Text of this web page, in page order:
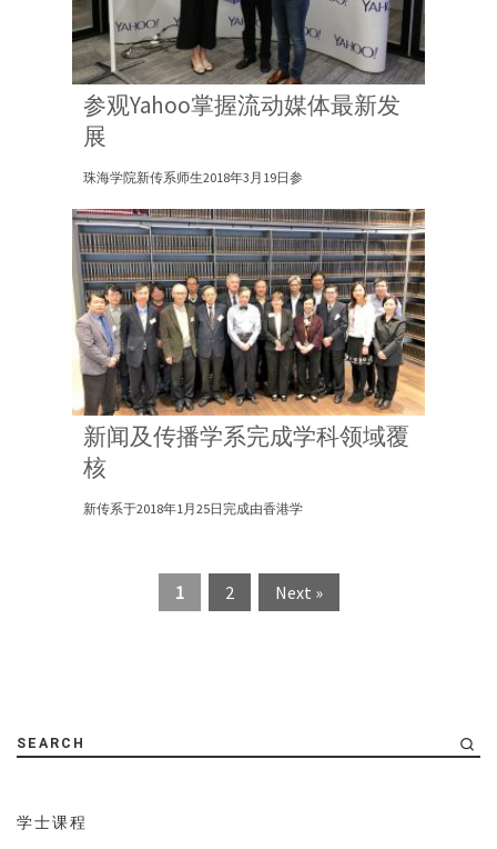
参观Yahoo掌握流动媒体最新发
展
珠海学院新传系师生2018年3月19日参
新闻及传播学系完成学科领域覆
核
新传系于2018年1月25日完成由香港学
1 2 Next »
SEARCH
学士课程